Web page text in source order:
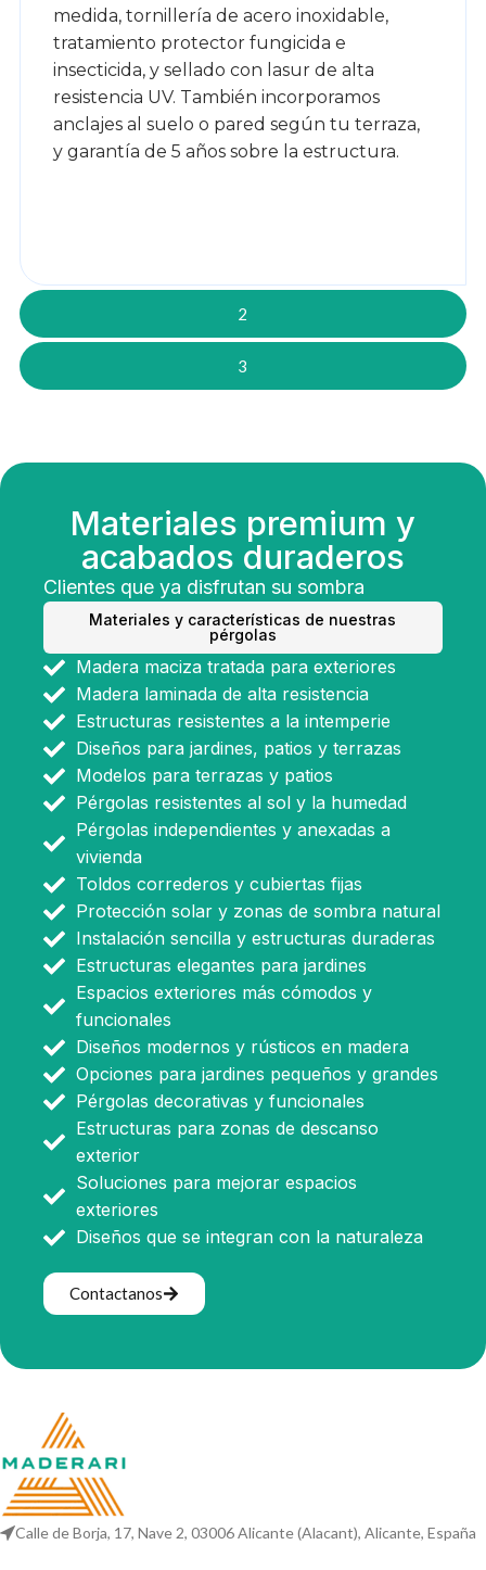
2
3
medida, tornillería de acero inoxidable,
tratamiento protector fungicida e
insecticida, y sellado con lasur de alta
resistencia UV. También incorporamos
anclajes al suelo o pared según tu terraza,
y garantía de 5 años sobre la estructura.
Materiales premium y
acabados duraderos
Clientes que ya disfrutan su sombra
Materiales y características de nuestras
pérgolas
Madera maciza tratada para exteriores
Madera laminada de alta resistencia
Estructuras resistentes a la intemperie
Diseños para jardines, patios y terrazas
Modelos para terrazas y patios
Pérgolas resistentes al sol y la humedad
Pérgolas independientes y anexadas a
vivienda
Toldos correderos y cubiertas fijas
Protección solar y zonas de sombra natural
Instalación sencilla y estructuras duraderas
Estructuras elegantes para jardines
Espacios exteriores más cómodos y
funcionales
Diseños modernos y rústicos en madera
Opciones para jardines pequeños y grandes
Pérgolas decorativas y funcionales
Estructuras para zonas de descanso
exterior
Soluciones para mejorar espacios
exteriores
Diseños que se integran con la naturaleza
Contactanos
Calle de Borja, 17, Nave 2, 03006 Alicante (Alacant), Alicante, España